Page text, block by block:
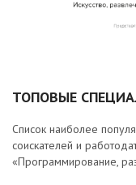
ТОПОВЫЕ
Список наиболее
соискателей и
«Программирование,